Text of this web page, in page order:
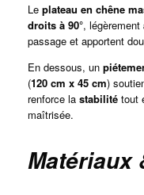
Le plateau en chêne
droits à 90°, légèrement
passage et apportent
En dessous, un
(120 cm x 45 cm)
renforce la stabilité tout
maîtrisée.
Matériaux